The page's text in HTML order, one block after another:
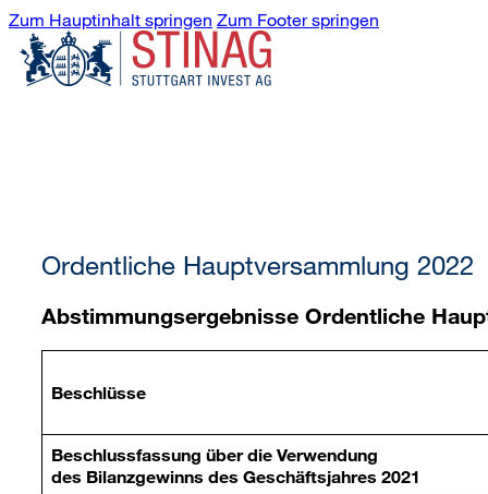
Zum Hauptinhalt springen Zum Footer springen
Ordentliche Hauptversammlung 2022
Abstimmungsergebnisse Ordentliche
Beschlüsse
Beschlussfassung über die Verwendung
des Bilanzgewinns des Geschäftsjahres 2021